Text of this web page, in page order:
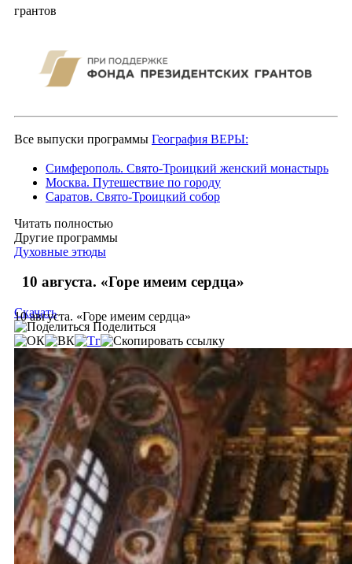
грантов
Все выпуски программы География ВЕРЫ:
Симферополь. Свято-Троицкий женский монастырь
Москва. Путешествие по городу
Саратов. Свято-Троицкий собор
Читать полностью
Другие программы
Духовные этюды
10 августа. «Горе имеим сердца»
10 августа. «Горе имеим сердца»
Скачать
Поделиться